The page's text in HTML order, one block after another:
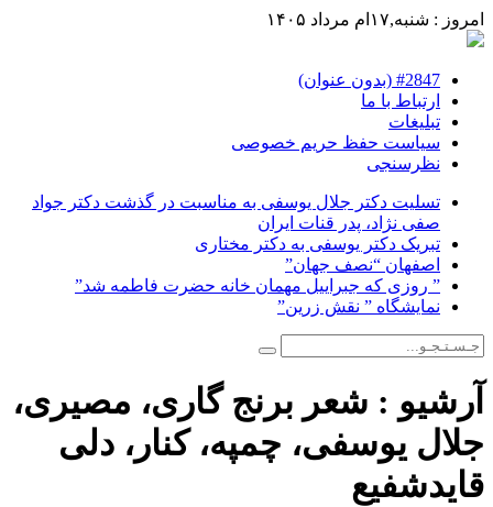
امروز : شنبه,۱۷ام مرداد ۱۴۰۵
#2847 (بدون عنوان)
ارتباط با ما
تبلیغات
سیاست حفظ حریم خصوصی
نظرسنجی
تسلیت دکتر جلال یوسفی به مناسبت در گذشت دکتر جواد
صفی نژاد، پدر قنات ایران
تبریک دکتر یوسفی به دکتر مختاری
اصفهان “نصف جهان”
” روزی که جبراییل مهمان خانه حضرت فاطمه شد”
نمایشگاه ” نقش زرین”
آرشیو : شعر برنج گاری، مصیری،
جلال یوسفی، چمپه، کنار، دلی
قایدشفیع